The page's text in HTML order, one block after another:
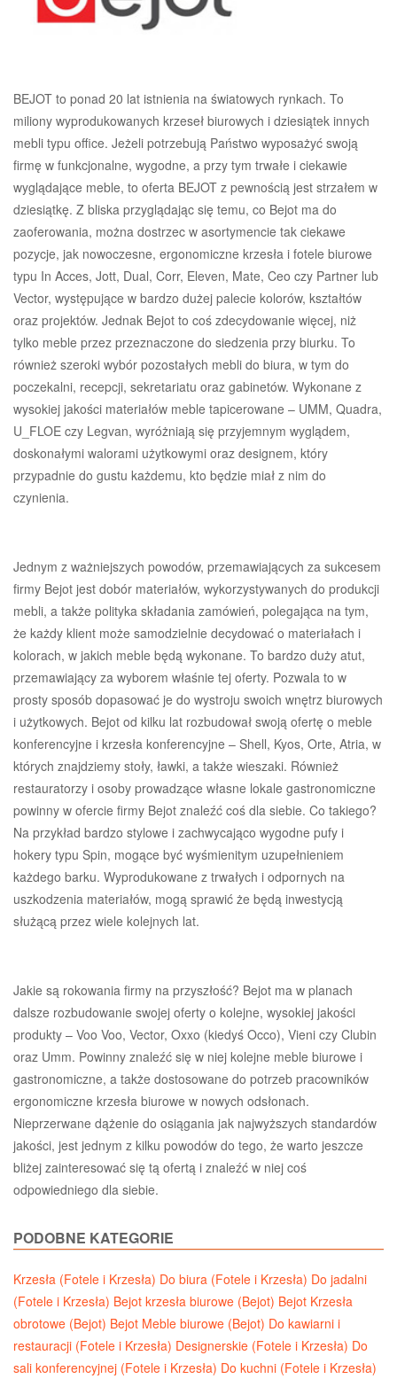
BEJOT to ponad 20 lat istnienia na światowych rynkach. To
miliony wyprodukowanych krzeseł biurowych i dziesiątek innych
mebli typu office. Jeżeli potrzebują Państwo wyposażyć swoją
firmę w funkcjonalne, wygodne, a przy tym trwałe i ciekawie
wyglądające meble, to oferta BEJOT z pewnością jest strzałem w
dziesiątkę. Z bliska przyglądając się temu, co Bejot ma do
zaoferowania, można dostrzec w asortymencie tak ciekawe
pozycje, jak nowoczesne, ergonomiczne krzesła i fotele biurowe
typu In Acces, Jott, Dual, Corr, Eleven, Mate, Ceo czy Partner lub
Vector, występujące w bardzo dużej palecie kolorów, kształtów
oraz projektów. Jednak Bejot to coś zdecydowanie więcej, niż
tylko meble przez przeznaczone do siedzenia przy biurku. To
również szeroki wybór pozostałych mebli do biura, w tym do
poczekalni, recepcji, sekretariatu oraz gabinetów. Wykonane z
wysokiej jakości materiałów meble tapicerowane – UMM, Quadra,
U_FLOE czy Legvan, wyróżniają się przyjemnym wyglądem,
doskonałymi walorami użytkowymi oraz designem, który
przypadnie do gustu każdemu, kto będzie miał z nim do
czynienia.
Jednym z ważniejszych powodów, przemawiających za sukcesem
firmy Bejot jest dobór materiałów, wykorzystywanych do produkcji
mebli, a także polityka składania zamówień, polegająca na tym,
że każdy klient może samodzielnie decydować o materiałach i
kolorach, w jakich meble będą wykonane. To bardzo duży atut,
przemawiający za wyborem właśnie tej oferty. Pozwala to w
prosty sposób dopasować je do wystroju swoich wnętrz biurowych
i użytkowych. Bejot od kilku lat rozbudował swoją ofertę o meble
konferencyjne i krzesła konferencyjne – Shell, Kyos, Orte, Atria, w
których znajdziemy stoły, ławki, a także wieszaki. Również
restauratorzy i osoby prowadzące własne lokale gastronomiczne
powinny w ofercie firmy Bejot znaleźć coś dla siebie. Co takiego?
Na przykład bardzo stylowe i zachwycająco wygodne pufy i
hokery typu Spin, mogące być wyśmienitym uzupełnieniem
każdego barku. Wyprodukowane z trwałych i odpornych na
uszkodzenia materiałów, mogą sprawić że będą inwestycją
służącą przez wiele kolejnych lat.
Jakie są rokowania firmy na przyszłość? Bejot ma w planach
dalsze rozbudowanie swojej oferty o kolejne, wysokiej jakości
produkty – Voo Voo, Vector, Oxxo (kiedyś Occo), Vieni czy Clubin
oraz Umm. Powinny znaleźć się w niej kolejne meble biurowe i
gastronomiczne, a także dostosowane do potrzeb pracowników
ergonomiczne krzesła biurowe w nowych odsłonach.
Nieprzerwane dążenie do osiągania jak najwyższych standardów
jakości, jest jednym z kilku powodów do tego, że warto jeszcze
bliżej zainteresować się tą ofertą i znaleźć w niej coś
odpowiedniego dla siebie.
PODOBNE KATEGORIE
Krzesła (Fotele i Krzesła) Do biura (Fotele i Krzesła) Do jadalni
(Fotele i Krzesła) Bejot krzesła biurowe (Bejot) Bejot Krzesła
obrotowe (Bejot) Bejot Meble biurowe (Bejot) Do kawiarni i
restauracji (Fotele i Krzesła) Designerskie (Fotele i Krzesła) Do
sali konferencyjnej (Fotele i Krzesła) Do kuchni (Fotele i Krzesła)